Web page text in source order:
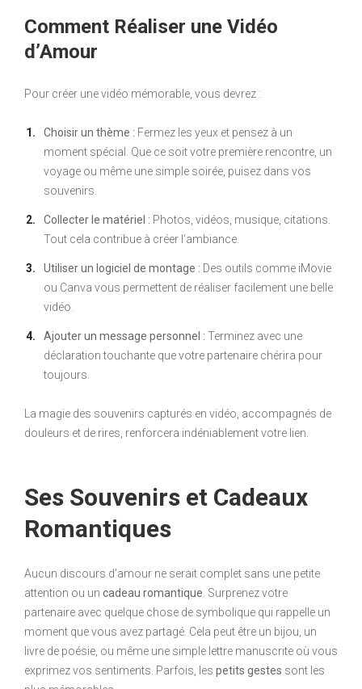
Comment Réaliser une Vidéo
d’Amour
Pour créer une vidéo mémorable, vous devrez :
Choisir un thème : Fermez les yeux et pensez à un
moment spécial. Que ce soit votre première rencontre, un
voyage ou même une simple soirée, puisez dans vos
souvenirs.
Collecter le matériel : Photos, vidéos, musique, citations.
Tout cela contribue à créer l’ambiance.
Utiliser un logiciel de montage : Des outils comme iMovie
ou Canva vous permettent de réaliser facilement une belle
vidéo.
Ajouter un message personnel : Terminez avec une
déclaration touchante que votre partenaire chérira pour
toujours.
La magie des souvenirs capturés en vidéo, accompagnés de
douleurs et de rires, renforcera indéniablement votre lien.
Ses Souvenirs et Cadeaux
Romantiques
Aucun discours d’amour ne serait complet sans une petite
attention ou un cadeau romantique . Surprenez votre
partenaire avec quelque chose de symbolique qui rappelle un
moment que vous avez partagé. Cela peut être un bijou, un
livre de poésie, ou même une simple lettre manuscrite où vous
exprimez vos sentiments. Parfois, les petits gestes sont les